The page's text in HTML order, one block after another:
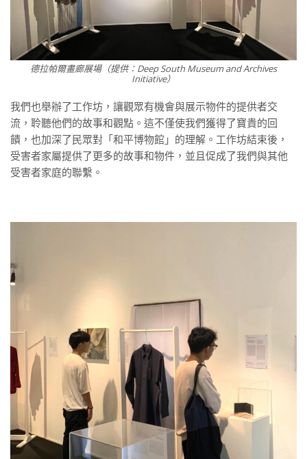
德拉帕爾畫廊展場（提供：Deep South Museum and Archives
Initiative）
我們也舉辦了工作坊，讓觀眾有機會與展示物件的提供者交
流，聆聽他們的故事和觀點。這不僅使我們獲得了寶貴的回
饋，也加深了民眾對「和平博物館」的理解。工作坊結束後，
受害者家屬提供了更多的故事和物件，並且促成了我們與其他
受害者家庭的聯繫。